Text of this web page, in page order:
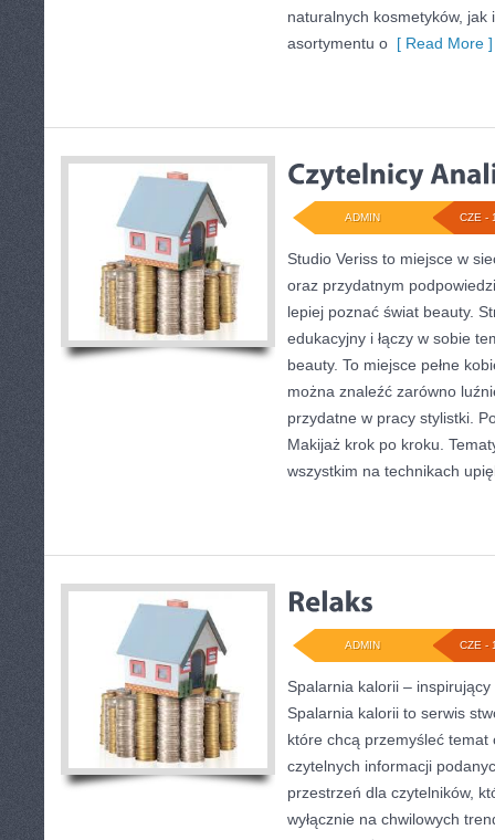
naturalnych kosmetyków, jak
asortymentu o [ Read More ]
CZE -
ADMIN
Studio Veriss to miejsce w
oraz przydatnym
lepiej poznać świat beauty.
edukacyjny i łączy w sobie
beauty. To miejsce pełne
można znaleźć zarówno
przydatne w pracy stylistki.
Makijaż krok po kroku.
wszystkim na technikach
CZE -
ADMIN
Spalarnia kalorii –
Spalarnia kalorii to serwis
które chcą przemyśleć temat
czytelnych informacji
przestrzeń dla czytelników,
wyłącznie na chwilowych